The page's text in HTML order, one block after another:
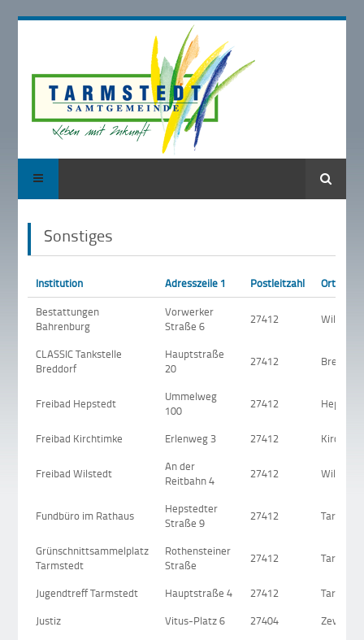
Suche
Sonstiges
Institution Adresszeile 1 Postleitzahl
Ort
Bestattungen
Bahrenburg
Vorwerker
Straße 6
27412 Wilstedt
CLASSIC Tankstelle
Breddorf
Hauptstraße
20
27412 Breddorf
Freibad Hepstedt
Ummelweg
100
27412 Hepstedt
Freibad Kirchtimke Erlenweg 3 27412
Freibad Wilstedt
An der
Reitbahn 4
27412 Wilstedt
Fundbüro im Rathaus
Hepstedter
Straße 9
27412
Grünschnittsammelplatz
Tarmstedt
Rothensteiner
Straße
27412
Jugendtreff Tarmstedt Hauptstraße 4 27412
Justiz
Vitus-Platz 6 27404
Zeven